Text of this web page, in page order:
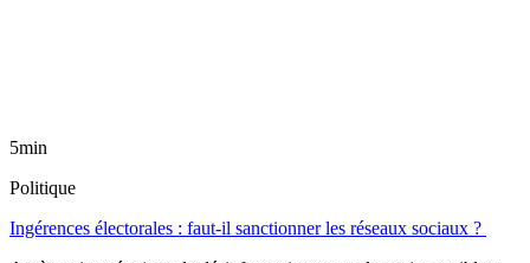
5min
Politique
Ingérences électorales : faut-il sanctionner les réseaux sociaux ?